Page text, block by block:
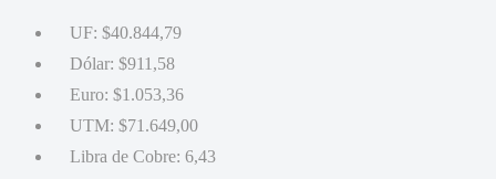
UF: $40.844,79
Dólar: $911,58
Euro: $1.053,36
UTM: $71.649,00
Libra de Cobre: 6,43